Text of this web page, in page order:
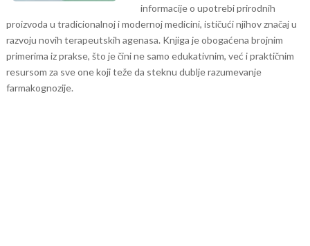
informacije o upotrebi prirodnih
proizvoda u tradicionalnoj i modernoj medicini, ističući njihov značaj u
razvoju novih terapeutskih agenasa. Knjiga je obogaćena brojnim
primerima iz prakse, što je čini ne samo edukativnim, već i praktičnim
resursom za sve one koji teže da steknu dublje razumevanje
farmakognozije.